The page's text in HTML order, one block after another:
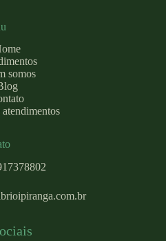
somos
.br